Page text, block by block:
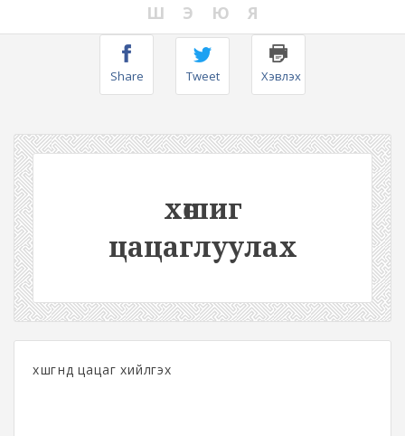
Ш
Э Ю Я
Share Tweet Хэвлэх
хөшиг
цацаглуулах
хөшгөнд цацаг хийлгэх